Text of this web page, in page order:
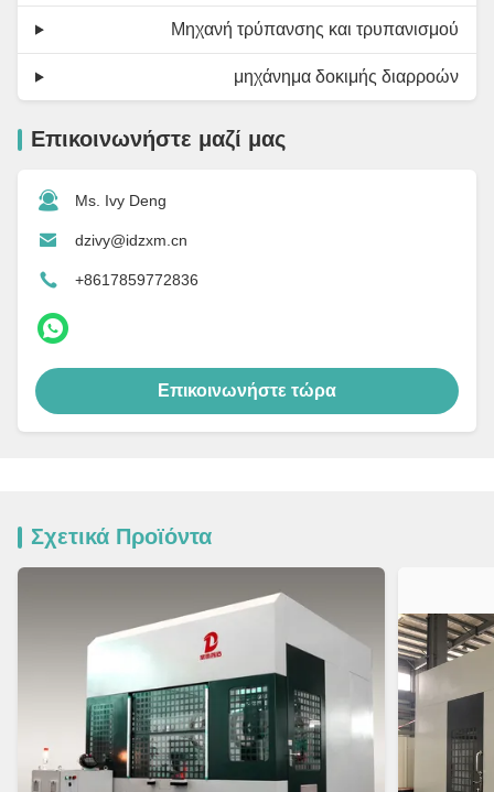
Μηχανή τρύπανσης και τρυπανισμού
μηχάνημα δοκιμής διαρροών
Επικοινωνήστε μαζί μας
Ms. Ivy Deng
dzivy@idzxm.cn
+8617859772836
Επικοινωνήστε τώρα
Σχετικά Προϊόντα